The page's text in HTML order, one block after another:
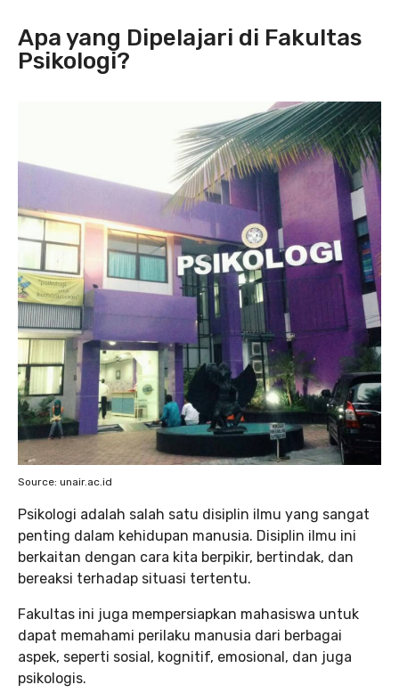
Apa yang Dipelajari di Fakultas
Psikologi?
Source: unair.ac.id
Psikologi adalah salah satu disiplin ilmu yang sangat
penting dalam kehidupan manusia. Disiplin ilmu ini
berkaitan dengan cara kita berpikir, bertindak, dan
bereaksi terhadap situasi tertentu.
Fakultas ini juga mempersiapkan mahasiswa untuk
dapat memahami perilaku manusia dari berbagai
aspek, seperti sosial, kognitif, emosional, dan juga
psikologis.